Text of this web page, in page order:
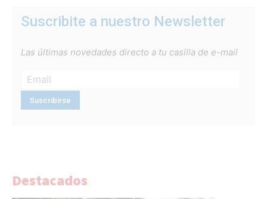
Suscribite a nuestro Newsletter
Las últimas novedades directo a tu casilla de e-mail
Destacados